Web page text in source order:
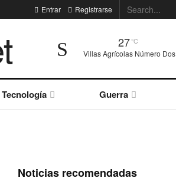
Entrar Registrarse
27°C
Villas Agrícolas Número Dos
Tecnología Guerra
Noticias recomendadas